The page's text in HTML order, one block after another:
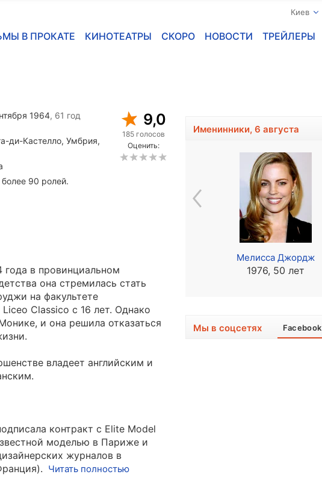
Киев
В ПРОКАТЕ КИНОТЕАТРЫ СКОРО НОВОСТИ ТРЕЙЛЕРЫ
1964, 61 год
ди-Кастелло, Умбрия,
90 ролей.
9,0
185 голосов
Оценить:
года в провинциальном
она стремилась стать
на факультете
Classico с 16 лет. Однако
и она решила отказаться
владеет английским и
контракт с Elite Model
моделью в Париже и
журналов в
Читать полностью
Именинники, 6 августа
Мелисса Джордж
1976, 50 лет
Мы в соцсетях Facebook